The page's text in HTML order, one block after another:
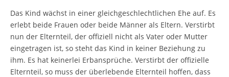
Das Kind wächst in einer gleichgeschlechtlichen Ehe auf. Es
erlebt beide Frauen oder beide Männer als Eltern. Verstirbt
nun der Elternteil, der offiziell nicht als Vater oder Mutter
eingetragen ist, so steht das Kind in keiner Beziehung zu
ihm. Es hat keinerlei Erbansprüche. Verstirbt der offizielle
Elternteil, so muss der überlebende Elternteil hoffen, dass